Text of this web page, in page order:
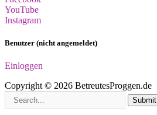
YouTube
Instagram
Benutzer (nicht angemeldet)
Einloggen
Copyright © 2026 BetreutesProggen.de
Submit